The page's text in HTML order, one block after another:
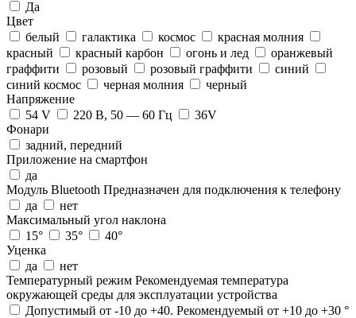
Да
Цвет
белый
галактика космос
красная молния
красный
красный карбон огонь и лед
оранжевый
граффити
розовый розовый граффити
синий
синий космос
черная молния
черный
Напряжение
54 V
220 В, 50 — 60 Гц
36V
Фонари
задний, передний
Приложение на смартфон
да
Модуль Bluetooth Предназначен для подключения к телефону
да
нет
Максимальный угол наклона
15°
35°
40°
Уценка
да
нет
Температурный режим Рекомендуемая температура
окружающей среды для эксплуатации устройства
Допустимый от -10 до +40. Рекомендуемый от +10 до +30 °